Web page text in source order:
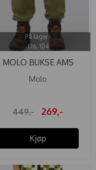
På lager i
176, 104
MOLO BUKSE AMS
SPHAGNUM
Molo
449,- 269,-
Kjøp